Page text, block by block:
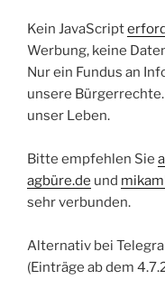
Kein JavaScript
Werbung, keine
Nur ein Fundus an
unsere
unser Leben.
Bitte empfehlen Sie
agbüre.de und
sehr verbunden.
Alternativ bei
(Einträge ab dem